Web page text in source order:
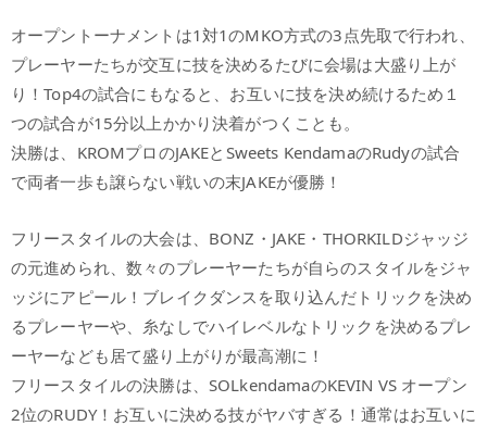
オープントーナメントは1対1のMKO方式の3点先取で行われ、
プレーヤーたちが交互に技を決めるたびに会場は大盛り上が
り！Top4の試合にもなると、お互いに技を決め続けるため１
つの試合が15分以上かかり決着がつくことも。
決勝は、KROMプロのJAKEとSweets KendamaのRudyの試合
で両者一歩も譲らない戦いの末JAKEが優勝！
フリースタイルの大会は、BONZ・JAKE・THORKILDジャッジ
の元進められ、数々のプレーヤーたちが自らのスタイルをジャ
ッジにアピール！ブレイクダンスを取り込んだトリックを決め
るプレーヤーや、糸なしでハイレベルなトリックを決めるプレ
ーヤーなども居て盛り上がりが最高潮に！
フリースタイルの決勝は、SOLkendamaのKEVIN VS オープン
2位のRUDY！お互いに決める技がヤバすぎる！通常はお互いに